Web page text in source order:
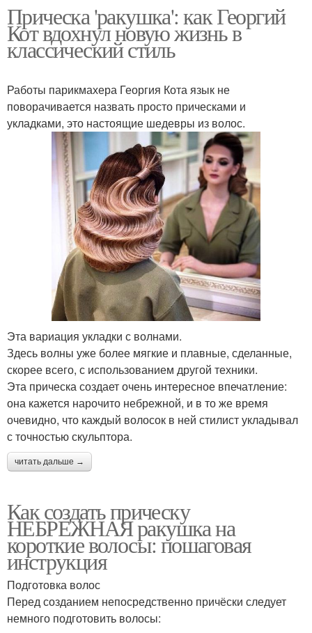
Прическа 'ракушка': как Георгий
Кот вдохнул новую жизнь в
классический стиль
Работы парикмахера Георгия Кота язык не
поворачивается назвать просто прическами и
укладками, это настоящие шедевры из волос.
Эта вариация укладки с волнами.
Здесь волны уже более мягкие и плавные, сделанные,
скорее всего, с использованием другой техники.
Эта прическа создает очень интересное впечатление:
она кажется нарочито небрежной, и в то же время
очевидно, что каждый волосок в ней стилист укладывал
с точностью скульптора.
читать дальше →
Как создать прическу
НЕБРЕЖНАЯ ракушка на
короткие волосы: пошаговая
инструкция
Подготовка волос
Перед созданием непосредственно причёски следует
немного подготовить волосы: